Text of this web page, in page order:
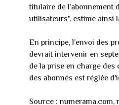
titulaire de l’abonnement
utilisateurs", estime ainsi
En principe, l'envoi des
devrait intervenir en
de la prise en charge
des abonnés est réglée
Source : numerama.com,